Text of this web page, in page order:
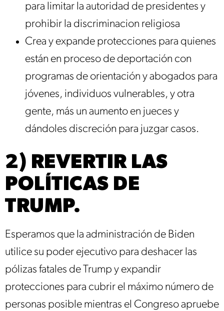
para limitar la autoridad de presidentes y
prohibir la discriminacion religiosa
Crea y expande protecciones para quienes
están en proceso de deportación con
programas de orientación y abogados para
jóvenes, individuos vulnerables, y otra
gente, más un aumento en jueces y
dándoles discreción para juzgar casos.
2) REVERTIR LAS
POLÍTICAS DE
TRUMP.
Esperamos que la administración de Biden
utilice su poder ejecutivo para deshacer las
pólizas fatales de Trump y expandir
protecciones para cubrir el máximo número de
personas posible mientras el Congreso apruebe